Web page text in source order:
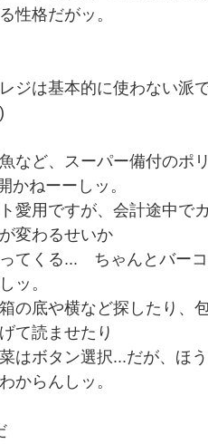
性格だがッ。
ジは基本的に使わない派
など、スーパー備付のポ
ねーーしッ。
愛用ですが、会計途中で
変わるせいか
てくる... ちゃんとバー
ッ。
の底や横など探したり、
て読ませたり
はボタン選択...だが、ほ
からんしッ。